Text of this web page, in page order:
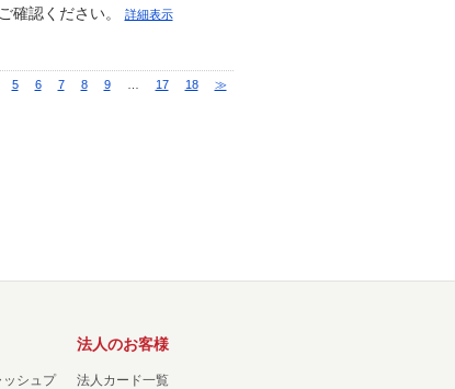
確認ください。
詳細表示
5 6 7 8 9 17 18 ≫
シュプ
法人のお客様
法人カード一覧